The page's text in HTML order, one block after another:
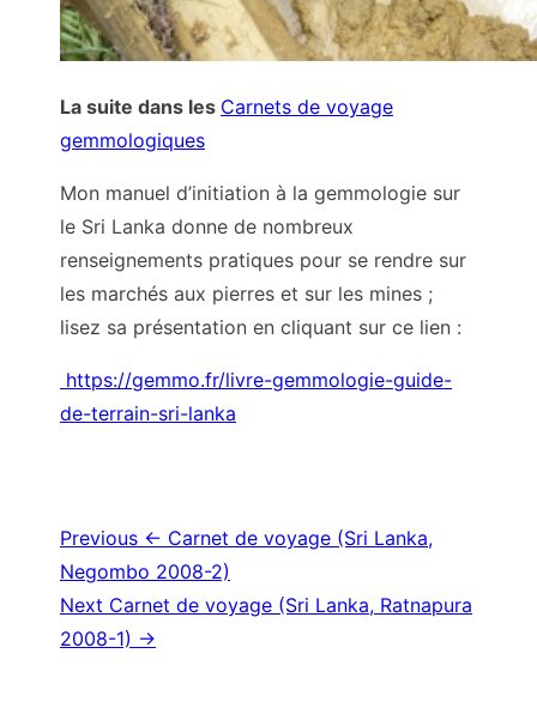
La suite dans les Carnets de voyage
gemmologiques
Mon manuel d’initiation à la gemmologie sur
le Sri Lanka donne de nombreux
renseignements pratiques pour se rendre sur
les marchés aux pierres et sur les mines ;
lisez sa présentation en cliquant sur ce lien :
https://gemmo.fr/livre-gemmologie-guide-
de-terrain-sri-lanka
Navigation
de
l’article
Previous ← Carnet de voyage (Sri Lanka,
Negombo 2008-2)
Next Carnet de voyage (Sri Lanka, Ratnapura
2008-1) →